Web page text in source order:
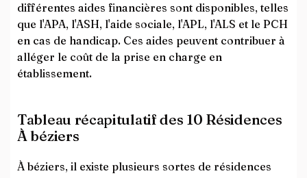
différentes aides financières sont disponibles, telles
que l'APA, l'ASH, l'aide sociale, l'APL, l'ALS et le PCH
en cas de handicap. Ces aides peuvent contribuer à
alléger le coût de la prise en charge en
établissement.
Tableau récapitulatif des 10 Résidences
À béziers
À béziers, il existe plusieurs sortes de résidences